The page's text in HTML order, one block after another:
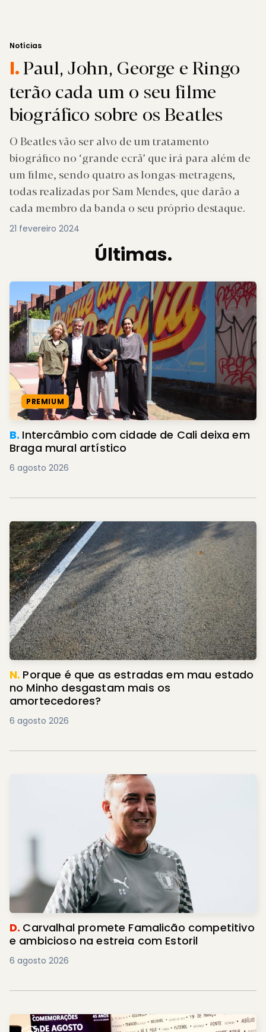
Notícias
I.Paul, John, George e Ringo
terão cada um o seu filme
biográfico sobre os Beatles
O Beatles vão ser alvo de um tratamento
biográfico no ‘grande ecrã’ que irá para além de
um filme, sendo quatro as longas-metragens,
todas realizadas por Sam Mendes, que darão a
cada membro da banda o seu próprio destaque.
21 fevereiro 2024
Últimas.
PREMIUM
B. Intercâmbio com cidade de Cali deixa em
Braga mural artístico
6 agosto 2026
N. Porque é que as estradas em mau estado
no Minho desgastam mais os
amortecedores?
6 agosto 2026
D. Carvalhal promete Famalicão competitivo
e ambicioso na estreia com Estoril
6 agosto 2026